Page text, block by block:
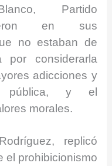
Partido
en sus
no estaban de
por considerarla
adicciones y
pública, y el
morales.
replicó
el prohibicionismo